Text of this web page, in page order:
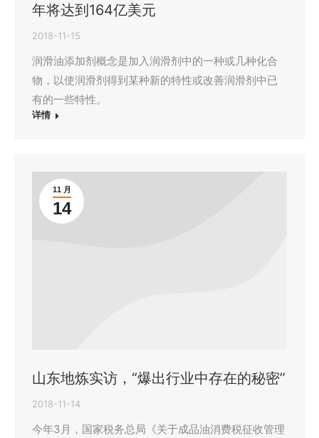
年将达到164亿美元
2018-11-15
润滑油添加剂概念是加入润滑剂中的一种或几种化合
物，以使润滑剂得到某种新的特性或改善润滑剂中已
有的一些特性。
详情
11 月
14
山东地炼实访，“爆出行业中存在的秘密”
2018-11-14
今年3月，国家税务总局《关于成品油消费税征收管理